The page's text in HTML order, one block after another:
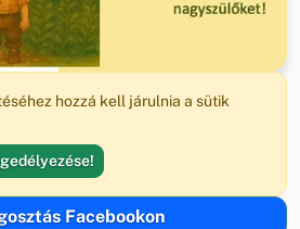
hozzá kell járulnia a sütik
Facebookon